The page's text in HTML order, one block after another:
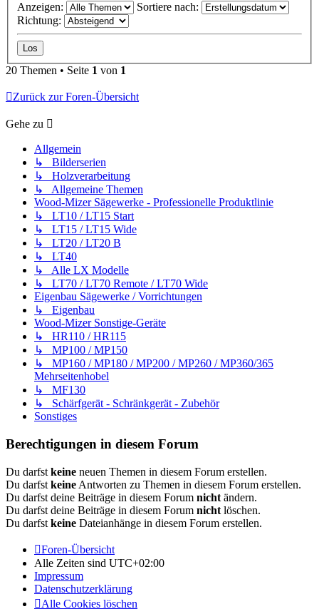
Anzeigen:
Sortiere nach:
Richtung:
20 Themen • Seite 1 von 1
Zurück zur Foren-Übersicht
Gehe zu
Allgemein
↳ Bilderserien
↳ Holzverarbeitung
↳ Allgemeine Themen
Wood-Mizer Sägewerke - Professionelle Produktlinie
↳ LT10 / LT15 Start
↳ LT15 / LT15 Wide
↳ LT20 / LT20 B
↳ LT40
↳ Alle LX Modelle
↳ LT70 / LT70 Remote / LT70 Wide
Eigenbau Sägewerke / Vorrichtungen
↳ Eigenbau
Wood-Mizer Sonstige-Geräte
↳ HR110 / HR115
↳ MP100 / MP150
↳ MP160 / MP180 / MP200 / MP260 / MP360/365
Mehrseitenhobel
↳ MF130
↳ Schärfgerät - Schränkgerät - Zubehör
Sonstiges
Berechtigungen in diesem Forum
Du darfst keine neuen Themen in diesem Forum erstellen.
Du darfst keine Antworten zu Themen in diesem Forum erstellen.
Du darfst deine Beiträge in diesem Forum nicht ändern.
Du darfst deine Beiträge in diesem Forum nicht löschen.
Du darfst keine Dateianhänge in diesem Forum erstellen.
Foren-Übersicht
Alle Zeiten sind UTC+02:00
Impressum
Datenschutzerklärung
Alle Cookies löschen